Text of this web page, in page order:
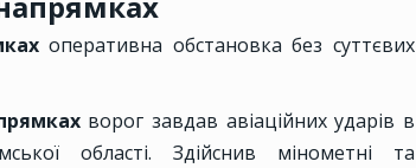
оперативна обстановка без суттєвих
ворог завдав авіаційних ударів в
області. Здійснив мінометні та